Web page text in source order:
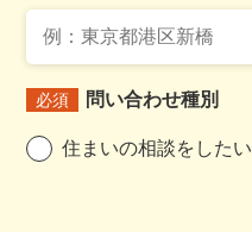
必須 問い合わせ種別
住まいの相談をしたい